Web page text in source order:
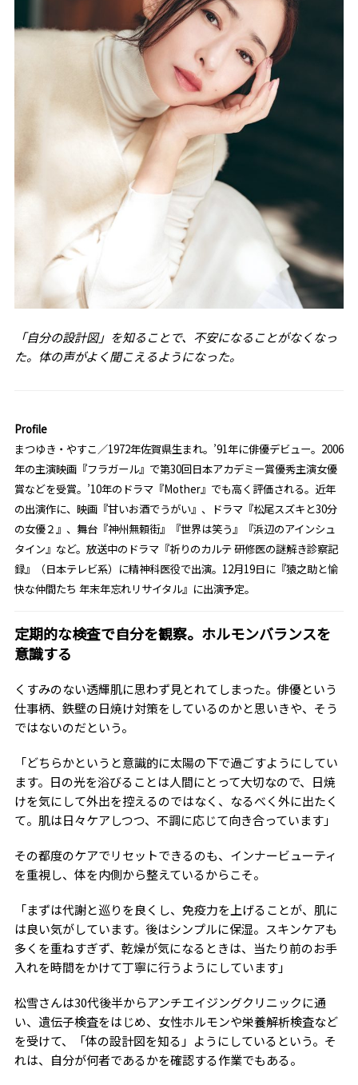
「自分の設計図」を知ることで、不安になることがなくなっ
た。体の声がよく聞こえるようになった。
Profile
まつゆき・やすこ／1972年佐賀県生まれ。’91年に俳優デビュー。2006
年の主演映画『フラガール』で第30回日本アカデミー賞優秀主演女優
賞などを受賞。’10年のドラマ『Mother』でも高く評価される。近年
の出演作に、映画『甘いお酒でうがい』、ドラマ『松尾スズキと30分
の女優２』、舞台『神州無頼街』『世界は笑う』『浜辺のアインシュ
タイン』など。放送中のドラマ『祈りのカルテ 研修医の謎解き診察記
録』（日本テレビ系）に精神科医役で出演。12月19日に『猿之助と愉
快な仲間たち 年末年忘れリサイタル』に出演予定。
定期的な検査で自分を観察。ホルモンバランスを
意識する
くすみのない透輝肌に思わず見とれてしまった。俳優という
仕事柄、鉄壁の日焼け対策をしているのかと思いきや、そう
ではないのだという。
「どちらかというと意識的に太陽の下で過ごすようにしてい
ます。日の光を浴びることは人間にとって大切なので、日焼
けを気にして外出を控えるのではなく、なるべく外に出たく
て。肌は日々ケアしつつ、不調に応じて向き合っています」
その都度のケアでリセットできるのも、インナービューティ
を重視し、体を内側から整えているからこそ。
「まずは代謝と巡りを良くし、免疫力を上げることが、肌に
は良い気がしています。後はシンプルに保湿。スキンケアも
多くを重ねすぎず、乾燥が気になるときは、当たり前のお手
入れを時間をかけて丁寧に行うようにしています」
松雪さんは30代後半からアンチエイジングクリニックに通
い、遺伝子検査をはじめ、女性ホルモンや栄養解析検査など
を受けて、「体の設計図を知る」ようにしているという。そ
れは、自分が何者であるかを確認する作業でもある。